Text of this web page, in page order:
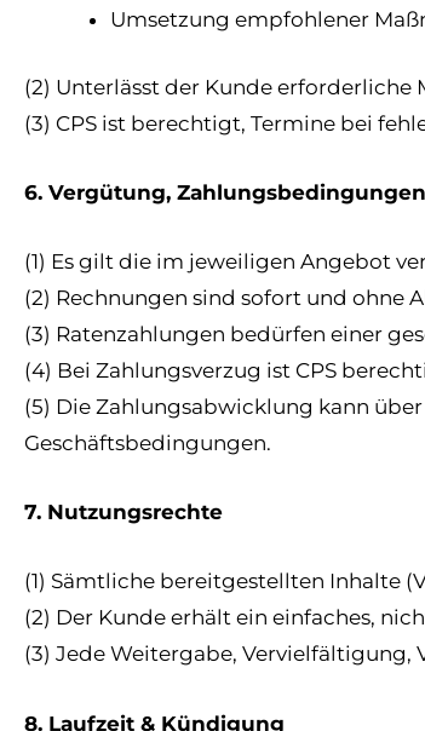
Umsetzung empfohlener
(2) Unterlässt der Kunde
(3) CPS ist berechtigt, Termine bei
6. Vergütung,
(1) Es gilt die im jeweiligen Angebot
(2) Rechnungen sind sofort und ohne
(3) Ratenzahlungen bedürfen einer
(4) Bei Zahlungsverzug ist CPS
(5) Die Zahlungsabwicklung kann
Geschäftsbedingungen.
7. Nutzungsrechte
(1) Sämtliche bereitgestellten Inhalte
(2) Der Kunde erhält ein einfaches,
(3) Jede Weitergabe,
8. Laufzeit & Kündigung